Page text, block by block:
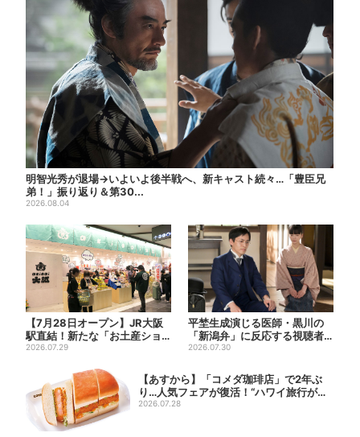
明智光秀が退場→いよいよ後半戦へ、新キャスト続々…「豊臣兄
弟！」振り返り＆第30...
2026.08.04
【7月28日オープン】JR大阪
駅直結！新たな「お土産ショ
ップ」、銘菓バラ売りで地...
2026.07.29
平埜生成演じる医師・黒川の
「新潟弁」に反応する視聴者
続出「グッときた」
2026.07.30
【あすから】「コメダ珈琲店」で2年ぶ
り…人気フェアが復活！“ハワイ旅行が当
たる”...
2026.07.28